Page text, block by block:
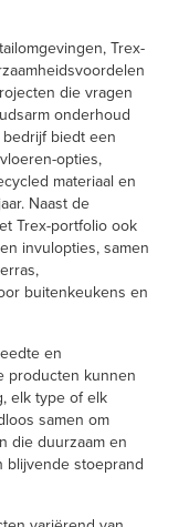
Trex-
die vragen
onderhoud
biedt een
opties,
materiaal en
Naast de
Trex-portfolio ook
invulopties, samen
buitenkeukens en
en
producten kunnen
elk type of elk
samen om
die duurzaam en
blijvende stoeprand